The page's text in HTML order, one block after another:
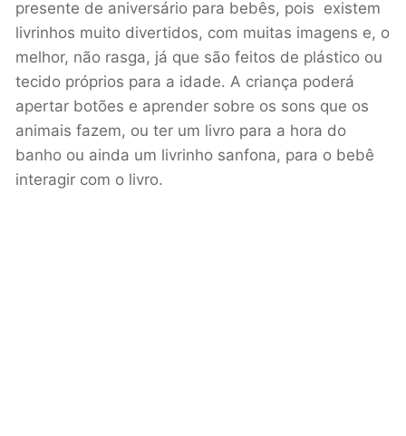
presente de aniversário para bebês, pois existem
livrinhos muito divertidos, com muitas imagens e, o
melhor, não rasga, já que são feitos de plástico ou
tecido próprios para a idade. A criança poderá
apertar botões e aprender sobre os sons que os
animais fazem, ou ter um livro para a hora do
banho ou ainda um livrinho sanfona, para o bebê
interagir com o livro.